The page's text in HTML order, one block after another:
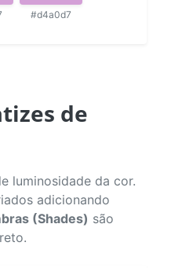
#d4a0d7
de
luminosidade da cor.
adicionando
(Shades) são